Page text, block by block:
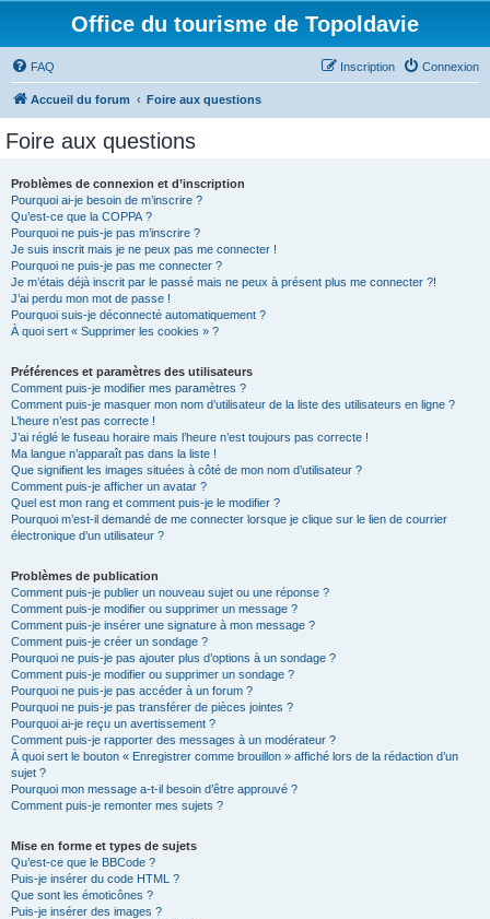
Office du tourisme de Topoldavie
FAQ Connexion
Inscription
Accueil du forum Foire aux questions
Foire aux questions
Problèmes de connexion et d’inscription
Pourquoi ai-je besoin de m’inscrire ?
Qu’est-ce que la COPPA ?
Pourquoi ne puis-je pas m’inscrire ?
Je suis inscrit mais je ne peux pas me connecter !
Pourquoi ne puis-je pas me connecter ?
Je m’étais déjà inscrit par le passé mais ne peux à présent plus me connecter ?!
J’ai perdu mon mot de passe !
Pourquoi suis-je déconnecté automatiquement ?
À quoi sert « Supprimer les cookies » ?
Préférences et paramètres des utilisateurs
Comment puis-je modifier mes paramètres ?
Comment puis-je masquer mon nom d’utilisateur de la liste des utilisateurs en ligne ?
L’heure n’est pas correcte !
J’ai réglé le fuseau horaire mais l’heure n’est toujours pas correcte !
Ma langue n’apparaît pas dans la liste !
Que signifient les images situées à côté de mon nom d’utilisateur ?
Comment puis-je afficher un avatar ?
Quel est mon rang et comment puis-je le modifier ?
Pourquoi m’est-il demandé de me connecter lorsque je clique sur le lien de courrier
électronique d’un utilisateur ?
Problèmes de publication
Comment puis-je publier un nouveau sujet ou une réponse ?
Comment puis-je modifier ou supprimer un message ?
Comment puis-je insérer une signature à mon message ?
Comment puis-je créer un sondage ?
Pourquoi ne puis-je pas ajouter plus d’options à un sondage ?
Comment puis-je modifier ou supprimer un sondage ?
Pourquoi ne puis-je pas accéder à un forum ?
Pourquoi ne puis-je pas transférer de pièces jointes ?
Pourquoi ai-je reçu un avertissement ?
Comment puis-je rapporter des messages à un modérateur ?
À quoi sert le bouton « Enregistrer comme brouillon » affiché lors de la rédaction d’un
sujet ?
Pourquoi mon message a-t-il besoin d’être approuvé ?
Comment puis-je remonter mes sujets ?
Mise en forme et types de sujets
Qu’est-ce que le BBCode ?
Puis-je insérer du code HTML ?
Que sont les émoticônes ?
Puis-je insérer des images ?